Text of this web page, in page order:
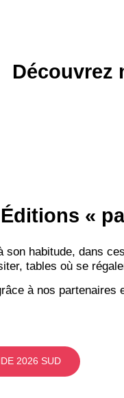
Découvrez
«
son habitude, dans
tables où se
à nos
2026 SUD